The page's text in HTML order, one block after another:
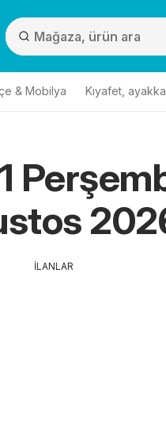
& Mobilya Kıyafet,
İLANLAR
A101 Perşembe